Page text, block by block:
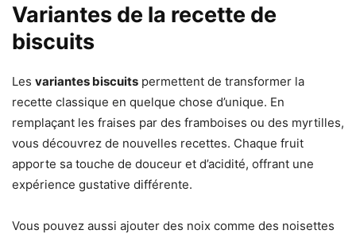
Variantes de la recette de
biscuits
Les variantes biscuits permettent de transformer la
recette classique en quelque chose d’unique. En
remplaçant les fraises par des framboises ou des myrtilles,
vous découvrez de nouvelles recettes. Chaque fruit
apporte sa touche de douceur et d’acidité, offrant une
expérience gustative différente.
Vous pouvez aussi ajouter des noix comme des noisettes